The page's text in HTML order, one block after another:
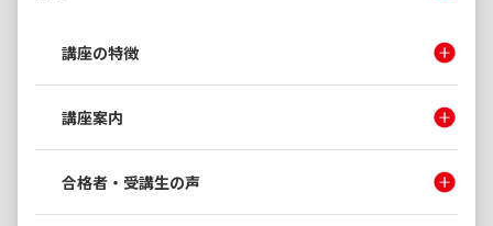
講座の特徴
講座案内
合格者・受講生の声